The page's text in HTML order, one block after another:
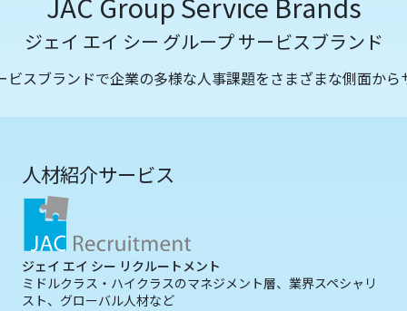
ジェイ エイ シー グループ サービスブランド
ビスブランドで企業の多様な人事課題をさまざまな側面から
人材紹介サービス
ジェイ エイ シー リクルートメント
ミドルクラス・ハイクラスのマネジメント層、業界スペシャリ
スト、グローバル人材など